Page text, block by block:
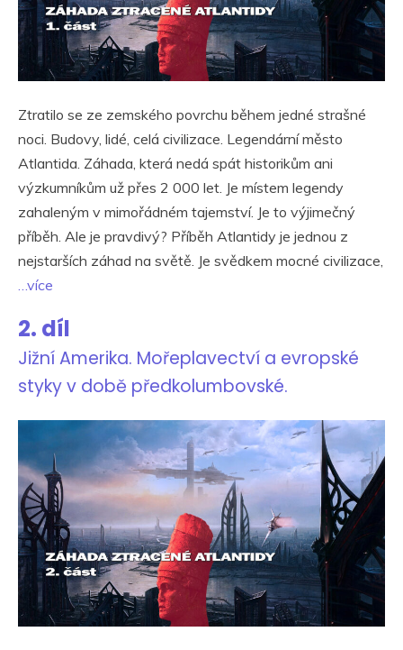
Ztratilo se ze zemského povrchu během jedné strašné
noci. Budovy, lidé, celá civilizace. Legendární město
Atlantida. Záhada, která nedá spát historikům ani
výzkumníkům už přes 2 000 let. Je místem legendy
zahaleným v mimořádném tajemství. Je to výjimečný
příběh. Ale je pravdivý? Příběh Atlantidy je jednou z
nejstarších záhad na světě. Je svědkem mocné civilizace,
…více
2. díl
Jižní Amerika. Mořeplavectví a evropské
styky v době předkolumbovské.